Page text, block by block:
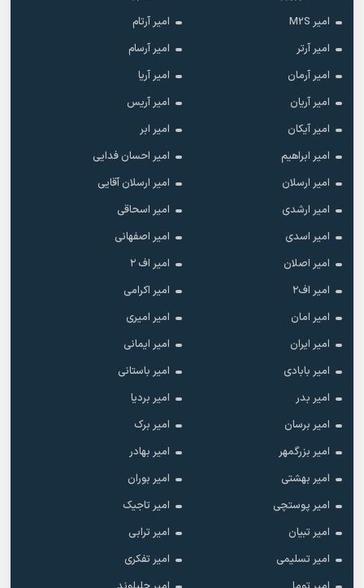
امیر M2S
امیر آرتام
امیر آرتر
امیر آرسام
امیر آرمان
امیر آریا
امیر آریان
امیر آریس
امیر آیکان
امیر ابر
امیر ابراهیم
امیر احسان فدایی
امیر ارسلان
امیر ارسلان آقایی
امیر ارشدی
امیر اسحاقی
امیر اسدی
امیر اصفهانی
امیر اصلان
امیر اف ۲
امیر اف۲
امیر اکرامی
امیر امان
امیر امیری
امیر ایران
امیر ایمانی
امیر بابادی
امیر باستانی
امیر بدر
امیر بردیا
امیر برسان
امیر برک
امیر بزرگمهر
امیر بهادر
امیر بهشتی
امیر بوران
امیر پوستچی
امیر تاجیک
امیر تبیان
امیر ترابی
امیر تسلیمی
امیر تفکری